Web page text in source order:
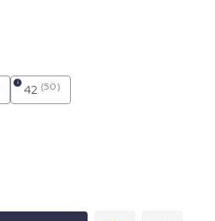
42 (50)
i